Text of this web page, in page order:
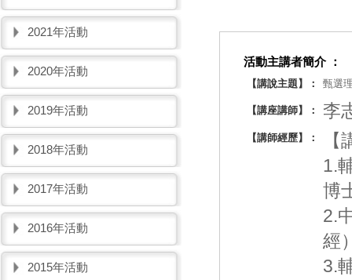
2021年活動
2020年活動
2019年活動
2018年活動
2017年活動
2016年活動
2015年活動
活動主講者簡介 ：
【講說主題】： 甄選
【講座講師】： 李
【講師經歷】：
1.
博
2.
經
3.